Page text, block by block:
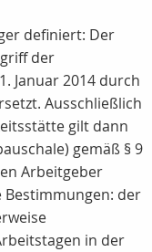
definiert: Der
der
Januar 2014 durch
Ausschließlich
gilt dann
gemäß § 9
Arbeitgeber
Bestimmungen: der
in der